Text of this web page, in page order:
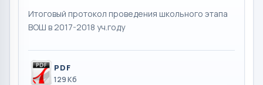
Итоговый протокол проведения школьного этапа
ВОШ в 2017-2018 уч.году
PDF
129 Кб